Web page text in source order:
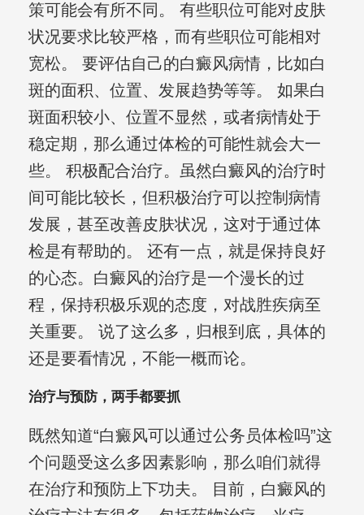
策可能会有所不同。 有些职位可能对皮肤
状况要求比较严格，而有些职位可能相对
宽松。 要评估自己的白癜风病情，比如白
斑的面积、位置、发展趋势等等。 如果白
斑面积较小、位置不显然，或者病情处于
稳定期，那么通过体检的可能性就会大一
些。 积极配合治疗。虽然白癜风的治疗时
间可能比较长，但积极治疗可以控制病情
发展，甚至改善皮肤状况，这对于通过体
检是有帮助的。 还有一点，就是保持良好
的心态。白癜风的治疗是一个漫长的过
程，保持积极乐观的态度，对战胜疾病至
关重要。 说了这么多，归根到底，具体的
还是要看情况，不能一概而论。
治疗与预防，两手都要抓
既然知道“白癜风可以通过公务员体检吗”这
个问题受这么多因素影响，那么咱们就得
在治疗和预防上下功夫。 目前，白癜风的